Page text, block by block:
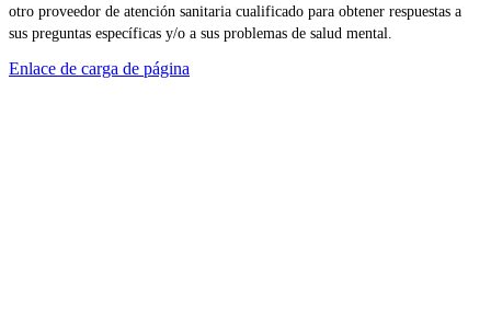
otro proveedor de atención sanitaria cualificado para obtener respuestas a
sus preguntas específicas y/o a sus problemas de salud mental.
Enlace de carga de página